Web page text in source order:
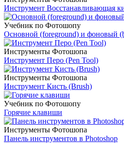
Инструмент Восстанавливающая
Учебник по Фотошопу
Основной (foreground) и фоновый
Инструменты Фотошопа
Инструмент Перо (Pen Tool)
Инструменты Фотошопа
Инструмент Кисть (Brush)
Учебник по Фотошопу
Горячие клавиши
Инструменты Фотошопа
Панель инструментов в Photoshop